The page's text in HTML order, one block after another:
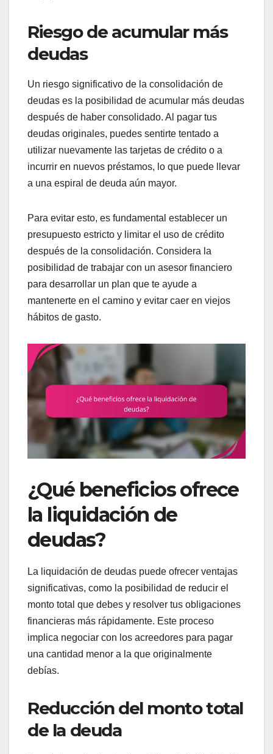
Riesgo de acumular más
deudas
Un riesgo significativo de la consolidación de
deudas es la posibilidad de acumular más deudas
después de haber consolidado. Al pagar tus
deudas originales, puedes sentirte tentado a
utilizar nuevamente las tarjetas de crédito o a
incurrir en nuevos préstamos, lo que puede llevar
a una espiral de deuda aún mayor.
Para evitar esto, es fundamental establecer un
presupuesto estricto y limitar el uso de crédito
después de la consolidación. Considera la
posibilidad de trabajar con un asesor financiero
para desarrollar un plan que te ayude a
mantenerte en el camino y evitar caer en viejos
hábitos de gasto.
¿Qué beneficios ofrece
la liquidación de
deudas?
La liquidación de deudas puede ofrecer ventajas
significativas, como la posibilidad de reducir el
monto total que debes y resolver tus obligaciones
financieras más rápidamente. Este proceso
implica negociar con los acreedores para pagar
una cantidad menor a la que originalmente
debías.
Reducción del monto total
de la deuda